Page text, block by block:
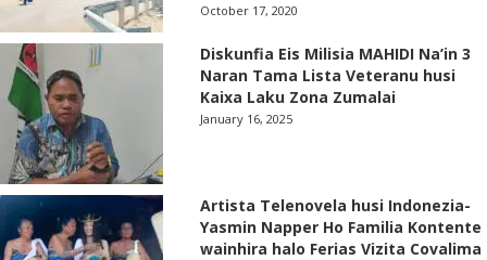
October 17, 2020
Diskunfia Eis Milisia MAHIDI Na’in 3
Naran Tama Lista Veteranu husi
Kaixa Laku Zona Zumalai
January 16, 2025
Artista Telenovela husi Indonezia-
Yasmin Napper Ho Familia Kontente
wainhira halo Ferias Vizita Covalima